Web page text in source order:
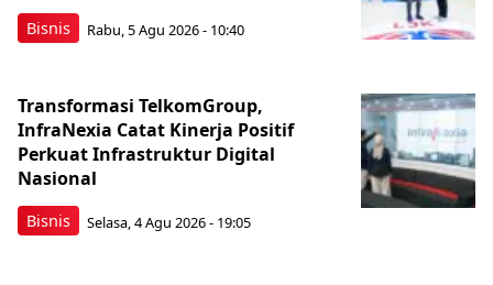
Bisnis Rabu, 5 Agu 2026 - 10:40
Bisnis
Transformasi TelkomGroup,
InfraNexia Catat Kinerja Positif
Perkuat Infrastruktur Digital
Nasional
Selasa, 4 Agu 2026 - 19:05